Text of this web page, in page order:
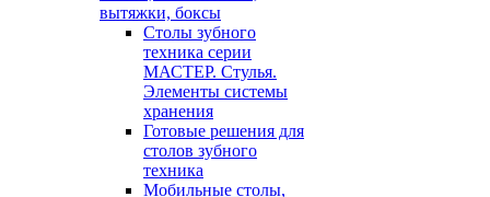
вытяжки, боксы
Столы зубного
техника серии
МАСТЕР. Стулья.
Элементы системы
хранения
Готовые решения для
столов зубного
техника
Мобильные столы,